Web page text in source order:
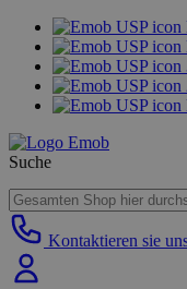
Suche
Kontaktieren sie